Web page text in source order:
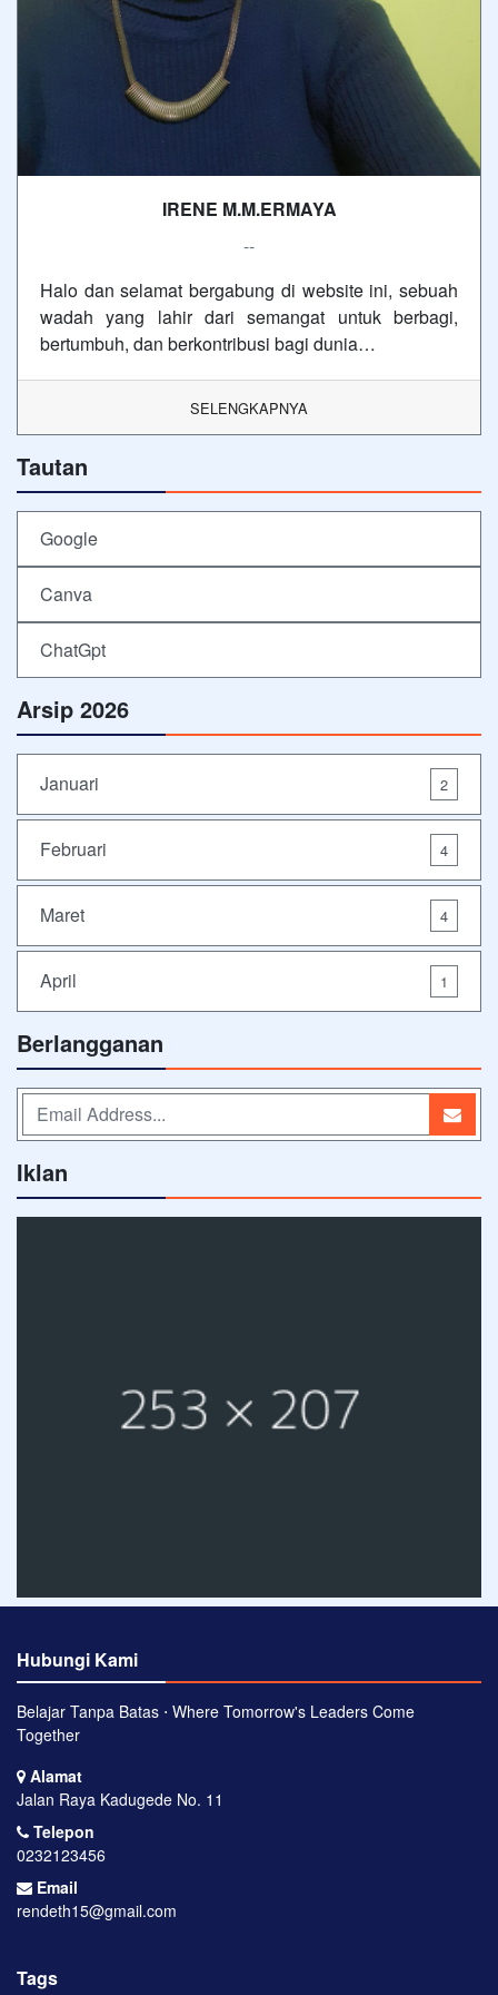
IRENE M.M.ERMAYA
--
Halo dan selamat bergabung di website ini, sebuah
wadah yang lahir dari semangat untuk berbagi,
bertumbuh, dan berkontribusi bagi dunia…
SELENGKAPNYA
Tautan
Google
Canva
ChatGpt
Arsip 2026
Januari 2
Februari 4
Maret 4
April 1
Berlangganan
Iklan
Hubungi Kami
Belajar Tanpa Batas ⋅ Where Tomorrow's Leaders Come
Together
Alamat
Jalan Raya Kadugede No. 11
Telepon
0232123456
Email
rendeth15@gmail.com
Tags